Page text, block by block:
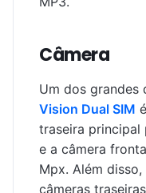
Câmera
Um dos grandes
Vision Dual SIM
traseira principal
e a câmera
Mpx. Além
câmeras